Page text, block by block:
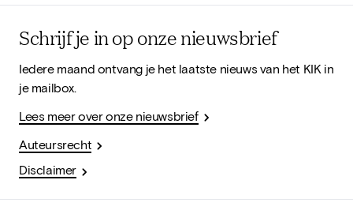
Schrijf je in op onze nieuwsbrief
Iedere maand ontvang je het laatste nieuws van het KIK in
je mailbox.
Lees meer over onze nieuwsbrief
Auteursrecht
Disclaimer